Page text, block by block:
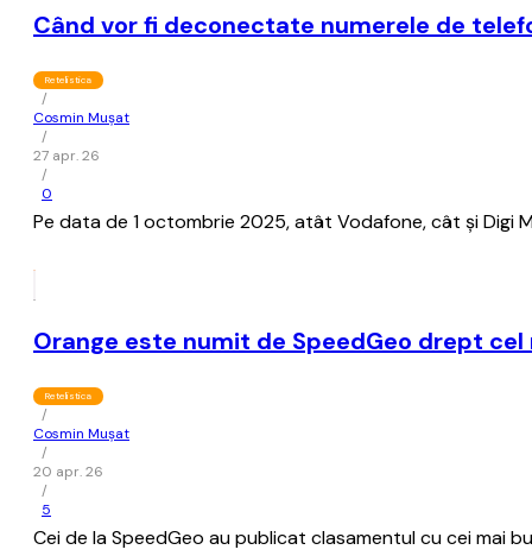
Când vor fi deconectate numerele de
Retelistica
/
Cosmin Mușat
/
27 apr. 26
/
0
Pe data de 1 octombrie 2025, atât Vodafone, cât şi Digi
Orange este numit de SpeedGeo drept
Retelistica
/
Cosmin Mușat
/
20 apr. 26
/
5
Cei de la SpeedGeo au publicat clasamentul cu cei mai